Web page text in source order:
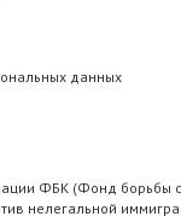
данных
ФБК (Фонд борьбы
нелегальной